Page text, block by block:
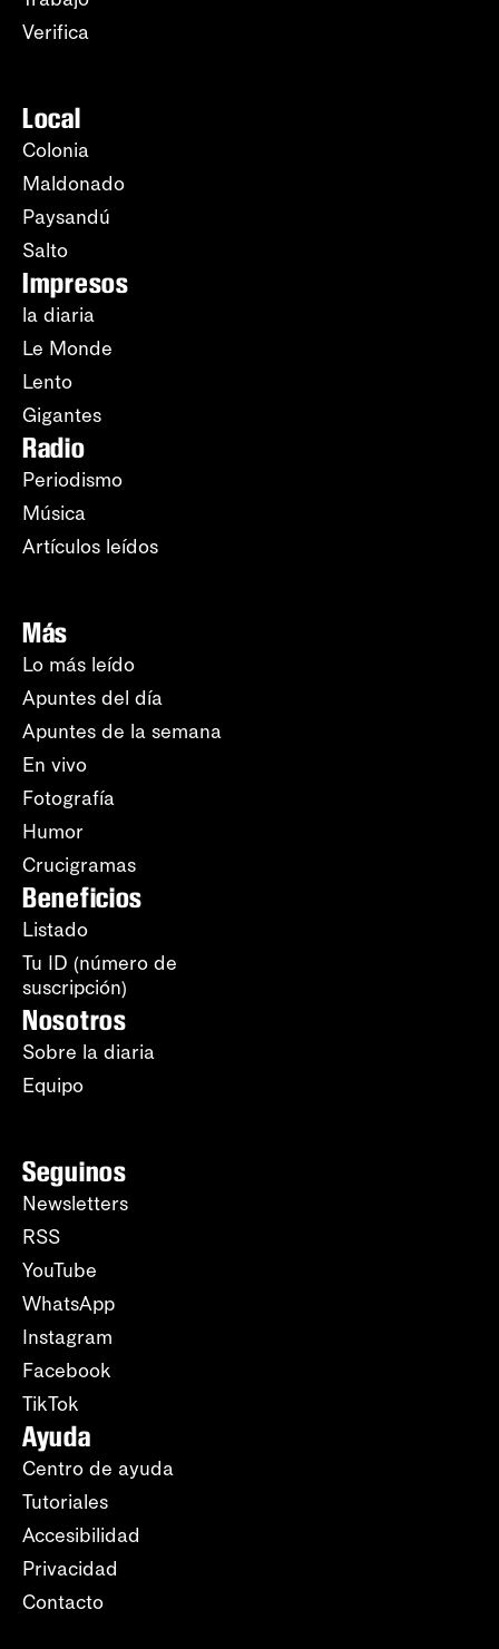
Verifica
Local
Colonia
Maldonado
Paysandú
Salto
Impresos
la diaria
Le Monde
Lento
Gigantes
Radio
Periodismo
Música
Artículos leídos
Más
Lo más leído
Apuntes del día
Apuntes de la semana
En vivo
Fotografía
Humor
Crucigramas
Beneficios
Listado
Tu ID (número de
suscripción)
Nosotros
Sobre la diaria
Equipo
Seguinos
Newsletters
RSS
YouTube
WhatsApp
Instagram
Facebook
TikTok
Ayuda
Centro de ayuda
Tutoriales
Accesibilidad
Privacidad
Contacto